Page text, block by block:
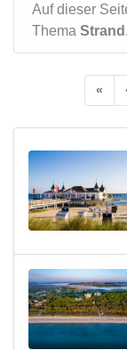
Auf dieser
Thema Strand .
«